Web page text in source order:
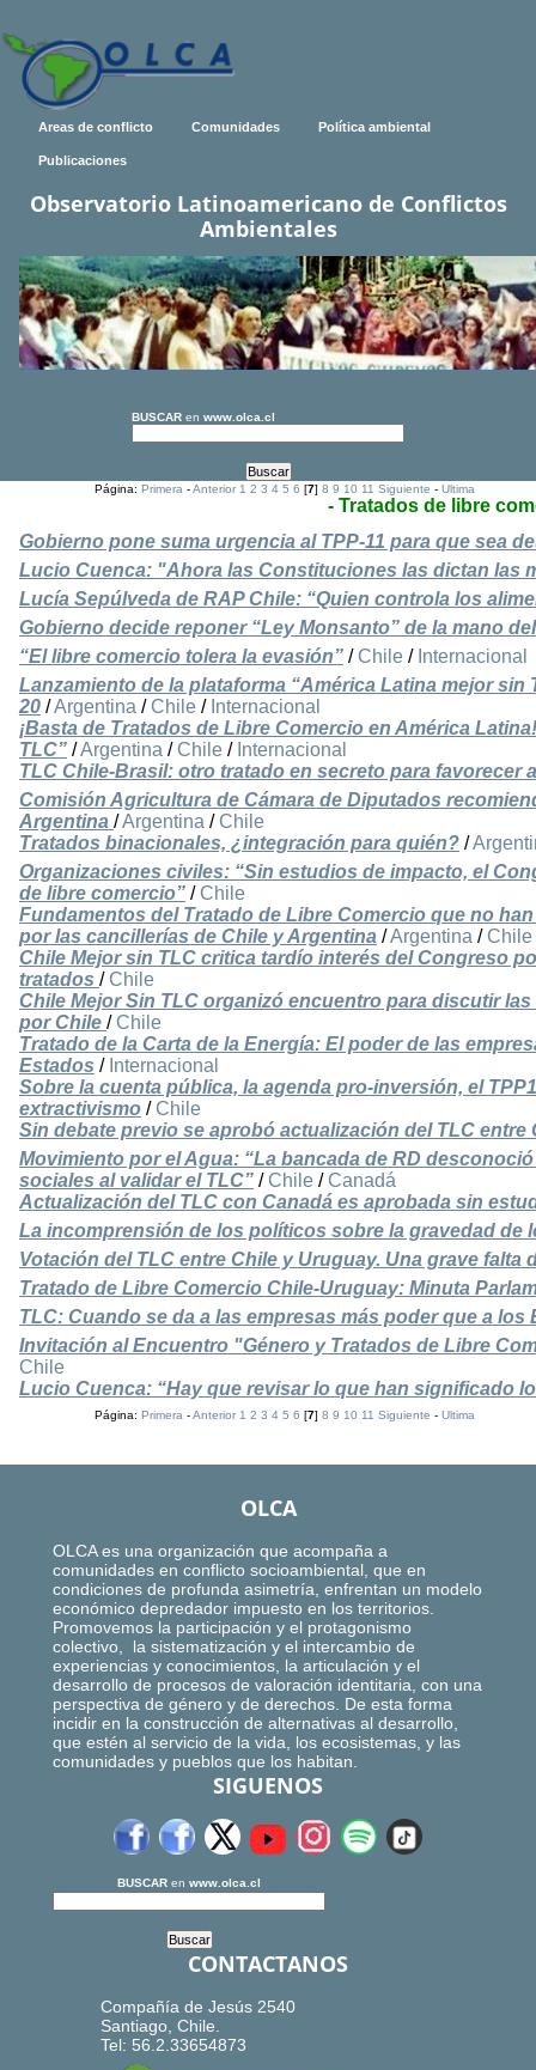
Areas de conflicto Comunidades Política ambiental
Publicaciones
Observatorio Latinoamericano de Conflictos
Ambientales
BUSCAR en www.olca.cl
Página:Primera -Anterior 1 2 3 4 5 6 [7]8 9 10 11 Siguiente -Ultima
- Tratados de libre
Gobierno pone suma urgencia al TPP-11 para que sea
Lucio Cuenca: "Ahora las Constituciones las dictan las
Lucía Sepúlveda de RAP Chile: “Quien controla los
Gobierno decide reponer “Ley Monsanto” de la mano
“El libre comercio tolera la evasión” / Chile / Internacional
Lanzamiento de la plataforma “América Latina mejor sin
20 /Argentina / Chile / Internacional
¡Basta de Tratados de Libre Comercio en América
TLC” /Argentina / Chile / Internacional
TLC Chile-Brasil: otro tratado en secreto para favorecer
Comisión Agricultura de Cámara de Diputados
Argentina /Argentina / Chile
Tratados binacionales, ¿integración para quién? /
Organizaciones civiles: “Sin estudios de impacto, el
de libre comercio” / Chile
Fundamentos del Tratado de Libre Comercio que no
por las cancillerías de Chile y Argentina /Argentina / Chile
Chile Mejor sin TLC critica tardío interés del Congreso
tratados / Chile
Chile Mejor Sin TLC organizó encuentro para discutir
por Chile / Chile
Tratado de la Carta de la Energía: El poder de las
Estados / Internacional
Sobre la cuenta pública, la agenda pro-inversión, el
extractivismo / Chile
Sin debate previo se aprobó actualización del TLC entre
Movimiento por el Agua: “La bancada de RD
sociales al validar el TLC” / Chile / Canadá
Actualización del TLC con Canadá es aprobada sin
La incomprensión de los políticos sobre la gravedad de
Votación del TLC entre Chile y Uruguay. Una grave falta
Tratado de Libre Comercio Chile-Uruguay: Minuta
TLC: Cuando se da a las empresas más poder que a los
Invitación al Encuentro "Género y Tratados de Libre
Chile
Lucio Cuenca: “Hay que revisar lo que han significado
Página:Primera -Anterior 1 2 3 4 5 6 [7]8 9 10 11 Siguiente -Ultima
OLCA
OLCA es una organización que acompaña a
comunidades en conflicto socioambiental, que en
condiciones de profunda asimetría, enfrentan un modelo
económico depredador impuesto en los territorios.
Promovemos la participación y el protagonismo
colectivo, la sistematización y el intercambio de
experiencias y conocimientos, la articulación y el
desarrollo de procesos de valoración identitaria, con una
perspectiva de género y de derechos. De esta forma
incidir en la construcción de alternativas al desarrollo,
que estén al servicio de la vida, los ecosistemas, y las
comunidades y pueblos que los habitan.
SIGUENOS
BUSCAR en www.olca.cl
CONTACTANOS
Compañía de Jesús 2540
Santiago, Chile.
Tel: 56.2.33654873